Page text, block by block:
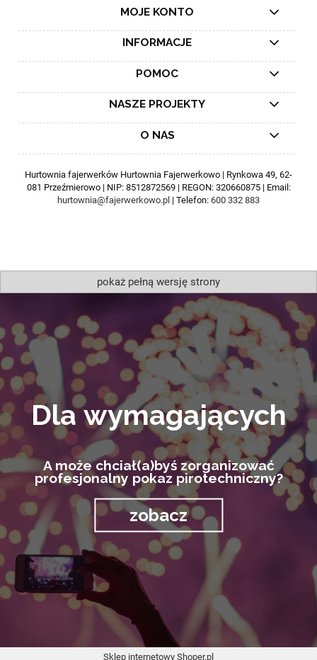
MOJE KONTO
INFORMACJE
POMOC
NASZE PROJEKTY
O NAS
Hurtownia fajerwerków Hurtownia Fajerwerkowo | Rynkowa 49, 62-
081 Przeźmierowo | NIP: 8512872569 | REGON: 320660875 | Email:
hurtownia@fajerwerkowo.pl | Telefon: 600 332 883
pokaż pełną wersję strony
Dla wymagających
A może chciał(a)byś zorganizować
profesjonalny pokaz pirotechniczny?
zobacz
Sklep internetowy Shoper.pl